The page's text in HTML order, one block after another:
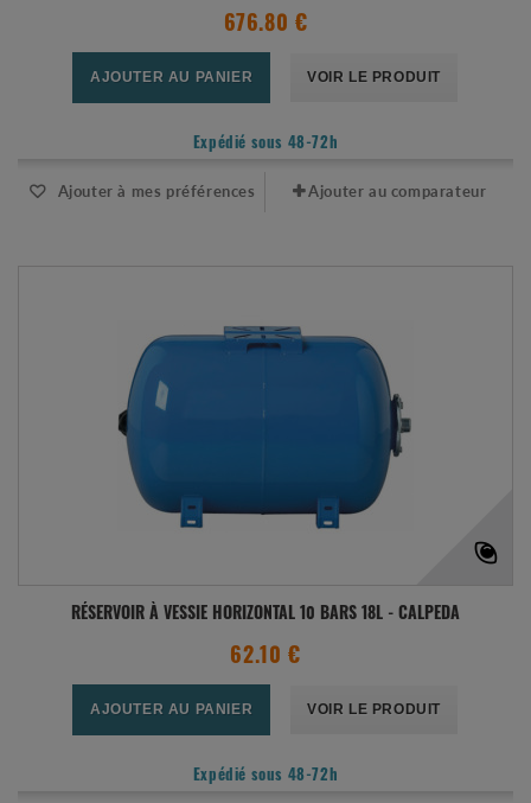
676.80 €
AJOUTER AU PANIER VOIR LE PRODUIT
Expédié sous 48-72h
Ajouter à mes préférences Ajouter au comparateur
RÉSERVOIR À VESSIE HORIZONTAL 10 BARS 18L - CALPEDA
62.10 €
AJOUTER AU PANIER VOIR LE PRODUIT
Expédié sous 48-72h